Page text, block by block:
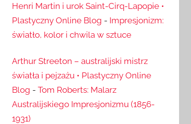
Henri Martin i urok Saint-Cirq-Lapopie •
Plastyczny Online Blog - Impresjonizm:
światło, kolor i chwila w sztuce
Arthur Streeton – australijski mistrz
światła i pejzażu • Plastyczny Online
Blog - Tom Roberts: Malarz
Australijskiego Impresjonizmu (1856-
1931)